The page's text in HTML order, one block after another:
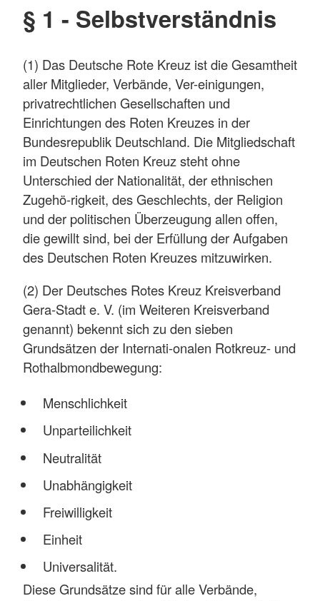
§ 1 - Selbstverständnis
(1) Das Deutsche Rote Kreuz ist die Gesamtheit
aller Mitglieder, Verbände, Ver-einigungen,
privatrechtlichen Gesellschaften und
Einrichtungen des Roten Kreuzes in der
Bundesrepublik Deutschland. Die Mitgliedschaft
im Deutschen Roten Kreuz steht ohne
Unterschied der Nationalität, der ethnischen
Zugehö-rigkeit, des Geschlechts, der Religion
und der politischen Überzeugung allen offen,
die gewillt sind, bei der Erfüllung der Aufgaben
des Deutschen Roten Kreuzes mitzuwirken.
(2) Der Deutsches Rotes Kreuz Kreisverband
Gera-Stadt e. V. (im Weiteren Kreisverband
genannt) bekennt sich zu den sieben
Grundsätzen der Internati-onalen Rotkreuz- und
Rothalbmondbewegung:
Menschlichkeit
Unparteilichkeit
Neutralität
Unabhängigkeit
Freiwilligkeit
Einheit
Universalität.
Diese Grundsätze sind für alle Verbände,